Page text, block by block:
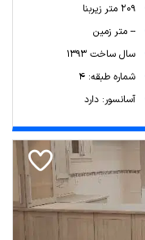
209 متر زیربنا
-- متر زمین
سال ساخت 1393
شماره طبقه: 4
آسانسور: دارد